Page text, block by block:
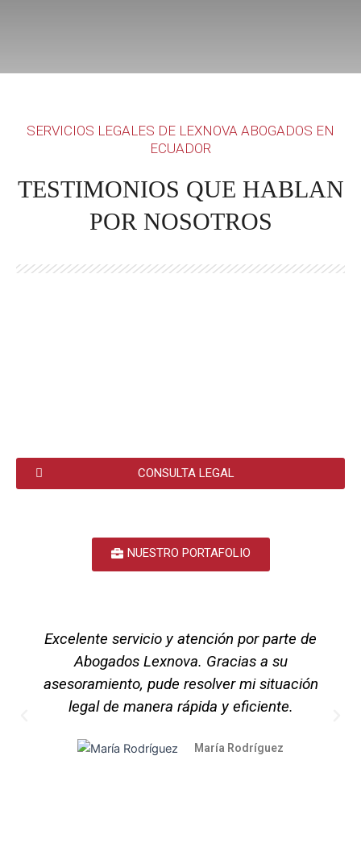
SERVICIOS LEGALES DE LEXNOVA ABOGADOS EN
ECUADOR
TESTIMONIOS QUE HABLAN
POR NOSOTROS
CONSULTA LEGAL
NUESTRO PORTAFOLIO
Excelente servicio y atención por parte de
Abogados Lexnova. Gracias a su
asesoramiento, pude resolver mi situación
legal de manera rápida y eficiente.
María Rodríguez